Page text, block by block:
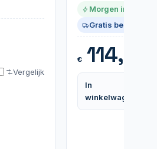
Vergelijk
Morgen in huis
Gratis bezorgd
€114,99
In
winkelwagen